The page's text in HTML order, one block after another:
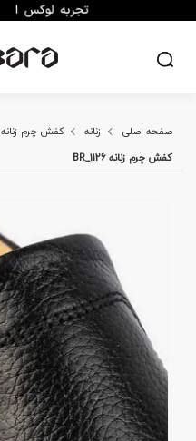
صفحه اصلی زنانه کفش چرم زنانه
کفش چرم زنانه 1126_BR